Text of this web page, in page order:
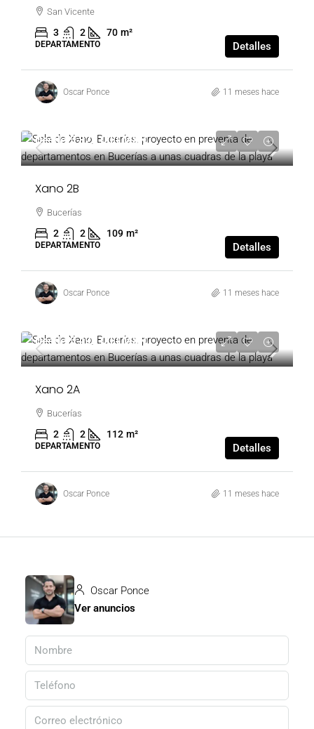
San Vicente
3 2 70 m²
DEPARTAMENTO Detalles
Oscar Ponce 11 meses hace
Desde5,828,000 MXN
Xano 2B
Bucerías
2 2 109 m²
DEPARTAMENTO Detalles
Oscar Ponce 11 meses hace
Desde5,490,000 MXN
Xano 2A
Bucerías
2 2 112 m²
DEPARTAMENTO Detalles
Oscar Ponce 11 meses hace
Oscar Ponce
Ver anuncios